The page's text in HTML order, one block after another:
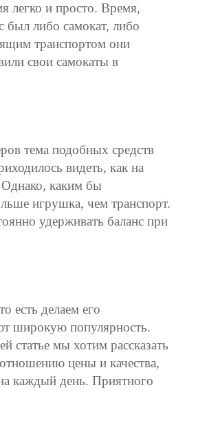
легко и просто. Время,
был либо самокат, либо
транспортом они
свои самокаты в
тема подобных средств
видеть, как на
Однако, каким бы
игрушка, чем транспорт.
удерживать баланс при
есть делаем его
широкую популярность.
статье мы хотим рассказать
цены и качества,
каждый день. Приятного